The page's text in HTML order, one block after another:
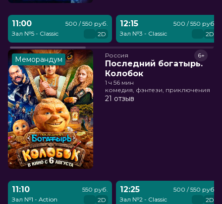
11:00
Зал №5 - Classic
500 / 550 руб.
2D
12:15
Зал №3 - Classic
500 / 550 руб.
2D
Меморандум Россия
Последний богатырь.
Колобок
6+
1 ч 56 мин
комедия, фэнтези, приключения
21 отзыв
11:10
Зал №1 - Action
550 руб.
2D
12:25
Зал №2 - Classic
500 / 550 руб.
2D